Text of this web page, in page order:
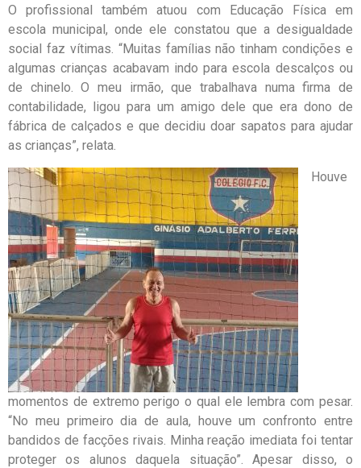
O profissional também atuou com Educação Física em
escola municipal, onde ele constatou que a desigualdade
social faz vítimas. “Muitas famílias não tinham condições e
algumas crianças acabavam indo para escola descalços ou
de chinelo. O meu irmão, que trabalhava numa firma de
contabilidade, ligou para um amigo dele que era dono de
fábrica de calçados e que decidiu doar sapatos para ajudar
as crianças”, relata.
Houve
momentos de extremo perigo o qual ele lembra com pesar.
“No meu primeiro dia de aula, houve um confronto entre
bandidos de facções rivais. Minha reação imediata foi tentar
proteger os alunos daquela situação”. Apesar disso, o